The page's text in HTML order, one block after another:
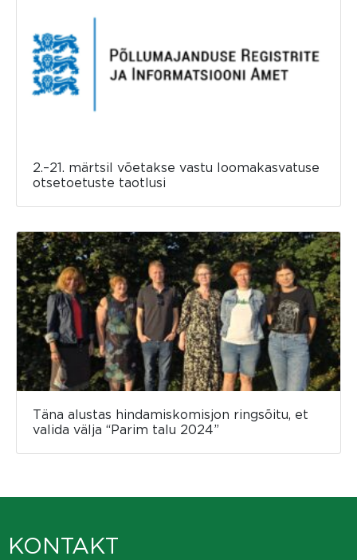
2.–21. märtsil võetakse vastu loomakasvatuse
otsetoetuste taotlusi
Täna alustas hindamiskomisjon ringsõitu, et
valida välja “Parim talu 2024”
KONTAKT